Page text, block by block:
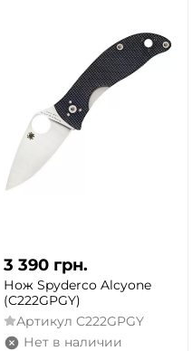
3 390 грн.
Нож Spyderco Alcyone
(C222GPGY)
Артикул C222GPGY
Нет в наличии